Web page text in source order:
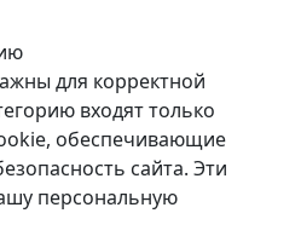
для корректной
входят только
обеспечивающие
сайта. Эти
персональную